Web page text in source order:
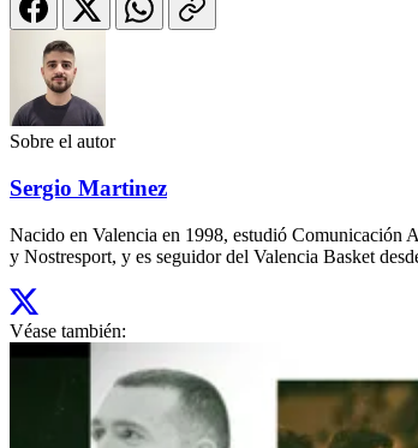
Sobre el autor
Sergio Martinez
Nacido en Valencia en 1998, estudió Comunicación
y Nostresport, y es seguidor del Valencia Basket
Véase también: